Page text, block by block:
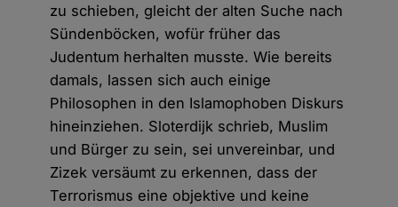
zu schieben, gleicht der alten Suche nach
Sündenböcken, wofür früher das
Judentum herhalten musste. Wie bereits
damals, lassen sich auch einige
Philosophen in den Islamophoben Diskurs
hineinziehen. Sloterdijk schrieb, Muslim
und Bürger zu sein, sei unvereinbar, und
Zizek versäumt zu erkennen, dass der
Terrorismus eine objektive und keine